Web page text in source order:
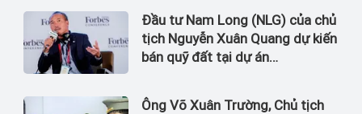
Đầu tư Nam Long (NLG) của chủ
tịch Nguyễn Xuân Quang dự kiến
bán quỹ đất tại dự án
Ông Võ Xuân Trường, Chủ tịch